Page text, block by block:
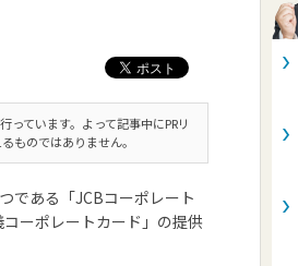
ています。よって記事中にPRリ
ものではありません。
である「JCBコーポレート
ーポレートカード」の提供